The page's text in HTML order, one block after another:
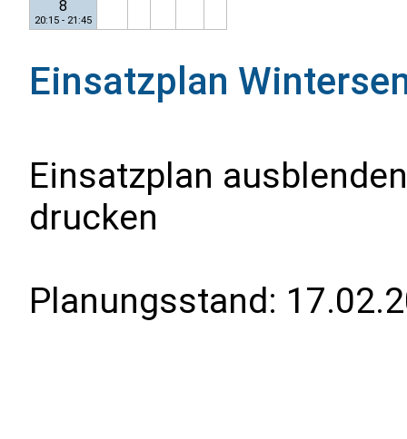
8
20:15 - 21:45
Einsatzplan
Einsatzplan
drucken
Planungsstand: